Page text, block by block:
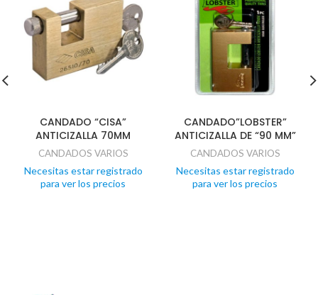
CANDADO “CISA”
ANTICIZALLA 70MM
CANDADOS VARIOS
Necesitas estar registrado
para ver los precios
CANDADO”LOBSTER”
ANTICIZALLA DE “90 MM”
CANDADOS VARIOS
Necesitas estar registrado
para ver los precios